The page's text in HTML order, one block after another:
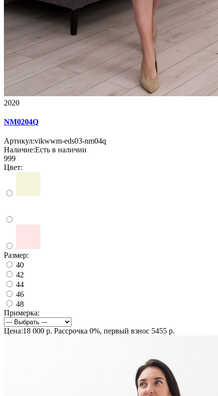
2020
NM0204Q
Артикул:vikwwm-eds03-nm04q
Наличие:Есть в наличии
999
Цвет:
Размер:
40
42
44
46
48
Примерка:
Цена:18 000 р. Рассрочка 0%, первый взнос 5455 р.